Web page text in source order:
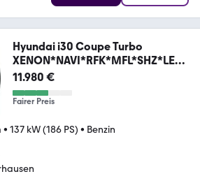
Hyundai i30 Coupe Turbo
XENON*NAVI*RFK*MFL*SHZ*LEDE
R*
11.980 €
Fairer Preis
• 137 kW (186 PS) • Benzin